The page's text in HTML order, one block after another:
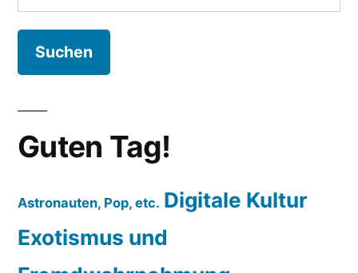
nach:
Guten Tag!
Astronauten, Pop, etc. Digitale Kultur
Exotismus und